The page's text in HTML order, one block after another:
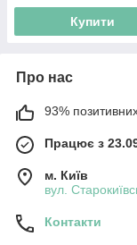
Купити
Про нас
93% позитивних
Працює з
м. Київ
вул.
Контакти